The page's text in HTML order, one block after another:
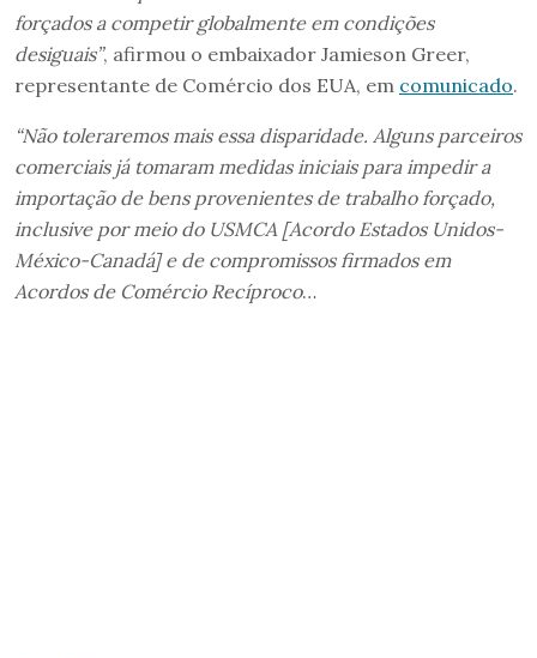
forçados a competir globalmente em condições
desiguais”, afirmou o embaixador Jamieson Greer,
representante de Comércio dos EUA, em comunicado.
“Não toleraremos mais essa disparidade. Alguns parceiros
comerciais já tomaram medidas iniciais para impedir a
importação de bens provenientes de trabalho forçado,
inclusive por meio do USMCA [Acordo Estados Unidos-
México-Canadá] e de compromissos firmados em
Acordos de Comércio Recíproco…